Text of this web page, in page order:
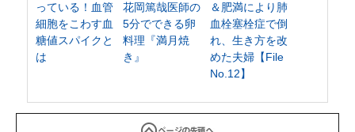
っている！血管
細胞をこわす血
糖値スパイクと
は
花岡篤哉医師の
5分でできる卵
料理『満月焼
き』
＆肥満により肺
血栓塞栓症で倒
れ、生き方を改
めた夫婦【File
No.12】